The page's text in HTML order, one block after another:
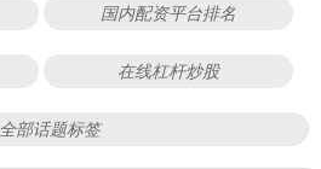
国内配资平台排名
在线杠杆炒股
全部话题标签